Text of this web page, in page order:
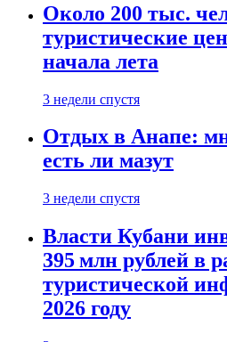
Около 200 тыс.
туристические
начала лета
3 недели спустя
Отдых в Анапе:
есть ли мазут
3 недели спустя
Власти Кубани
395 млн рублей в
туристической
2026 году